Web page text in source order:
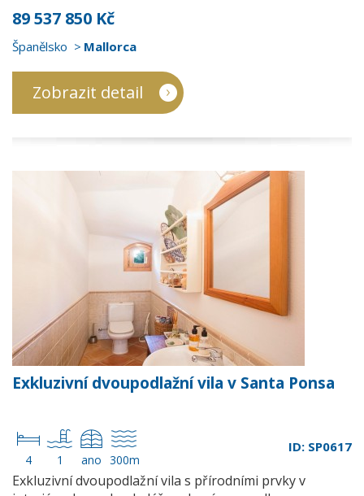
89 537 850 Kč
Španělsko Mallorca
Zobrazit detail
Exkluzivní dvoupodlažní vila v Santa Ponsa
4 1 ano 300m
ID: SP0617
Exkluzivní dvoupodlažní vila s přírodními prvky v